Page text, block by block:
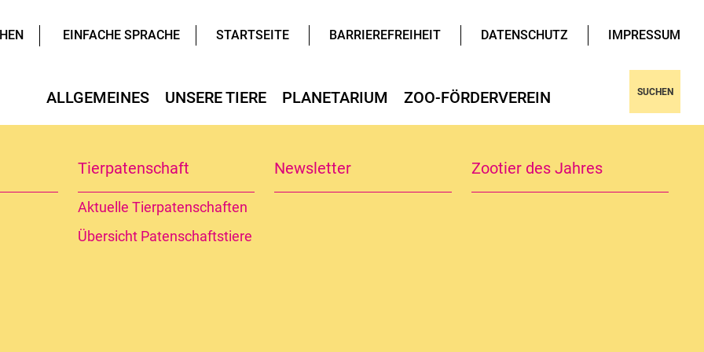
EINFACHE SPRACHE STARTSEITE BARRIEREFREIHEIT DATENSCHUTZ IMPRESSUM
ALLGEMEINES
Zooplan Veranstaltungen Angebote
Zooschule
UNSERE TIERE PLANETARIUM
Anfahrt & Lageplan Planetenweg Sternfreunde Aschersleben
ZOO-FÖRDERVEREIN
Tierpatenschaft
Aktuelle Tierpatenschaften
Übersicht Patenschaftstiere
Newsletter Zootier des Jahres
SUCHEN